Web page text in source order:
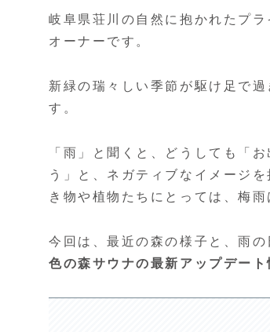
岐阜県荘川の自然に抱かれたプ
オーナーです。
新緑の瑞々しい季節が駆け足で
す。
「雨」と聞くと、どうしても「
う」と、ネガティブなイメージ
き物や植物たちにとっては、梅
今回は、最近の森の様子と、雨の
色の森サウナの最新アップデート